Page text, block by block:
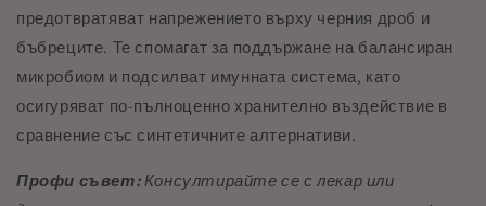
предотвратяват напрежението върху черния дроб и
бъбреците. Те спомагат за поддържане на балансиран
микробиом и подсилват имунната система, като
осигуряват по-пълноценно хранително въздействие в
сравнение със синтетичните алтернативи.
Профи съвет: Консултирайте се с лекар или